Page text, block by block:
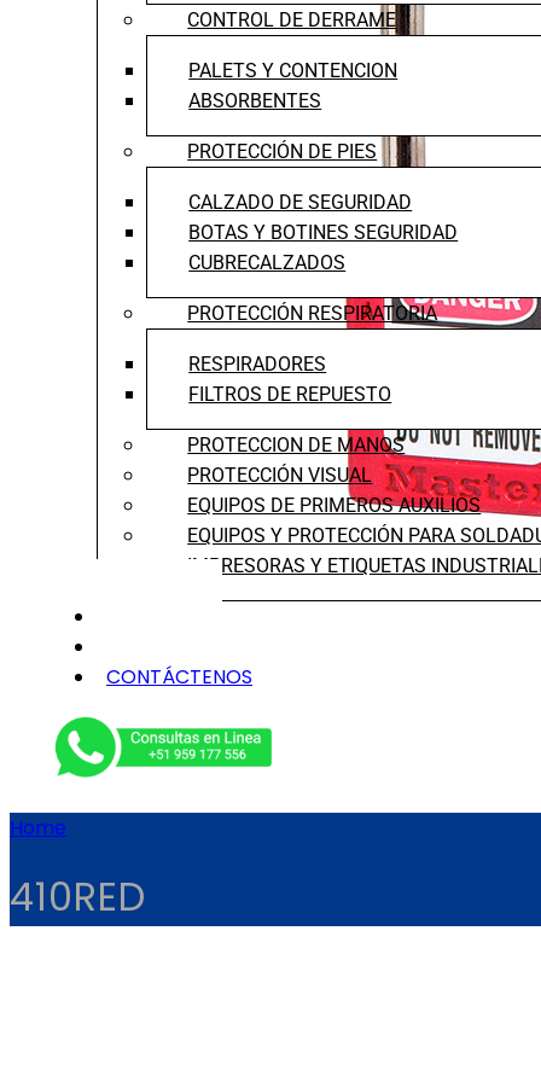
CONTROL DE DERRAME
PALETS Y CONTENCION
ABSORBENTES
PROTECCIÓN DE PIES
CALZADO DE SEGURIDAD
BOTAS Y BOTINES SEGURIDAD
CUBRECALZADOS
PROTECCIÓN RESPIRATORIA
RESPIRADORES
FILTROS DE REPUESTO
PROTECCION DE MANOS
PROTECCIÓN VISUAL
EQUIPOS DE PRIMEROS AUXILIOS
EQUIPOS Y PROTECCIÓN PARA
IMPRESORAS Y ETIQUETAS
CONTÁCTENOS
Home
410RED